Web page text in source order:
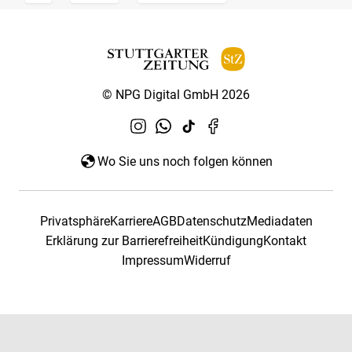
© NPG Digital GmbH 2026
Wo Sie uns noch folgen können
PrivatsphäreKarriereAGBDatenschutzMediadaten
Erklärung zur BarrierefreiheitKündigungKontakt
ImpressumWiderruf